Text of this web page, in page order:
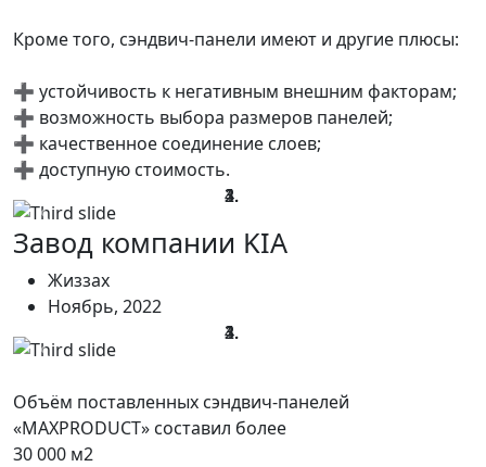
Кроме того, сэндвич-панели имеют и другие плюсы:
➕ устойчивость к негативным внешним факторам;
➕ возможность выбора размеров панелей;
➕ качественное соединение слоев;
➕ доступную стоимость.
Previous
Завод компании KIA
Жиззах
Ноябрь, 2022
Previous
Объём поставленных сэндвич-панелей
«MAXPRODUCT» составил более
30 000 м2